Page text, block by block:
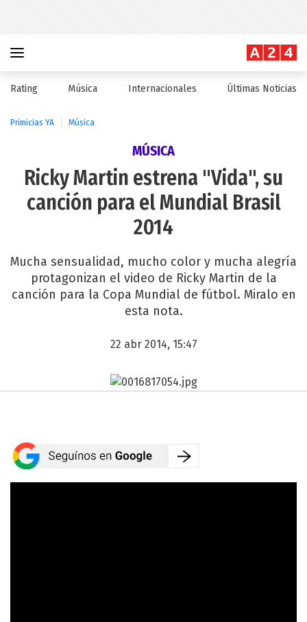
Rating Música Internacionales Últimas Noticias
Primicias YA Música
MÚSICA
Ricky Martin estrena "Vida", su
canción para el Mundial Brasil
2014
Mucha sensualidad, mucho color y mucha alegría
protagonizan el video de Ricky Martin de la
canción para la Copa Mundial de fútbol. Miralo en
esta nota.
22 abr 2014, 15:47